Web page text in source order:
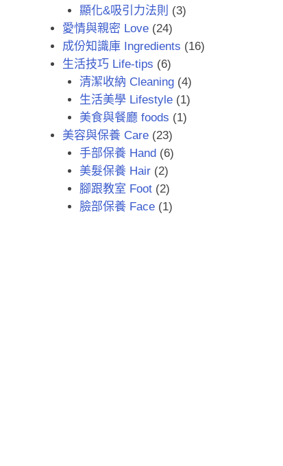
顯化&吸引力法則 (3)
愛情與親密 Love(24)
成份知識庫 Ingredients (16)
生活技巧 Life-tips (6)
清潔收納 Cleaning (4)
生活美學 Lifestyle (1)
美食與餐廳 foods (1)
美容與保養 Care(23)
手部保養 Hand (6)
美髮保養 Hair (2)
腳跟教室 Foot (2)
臉部保養 Face (1)